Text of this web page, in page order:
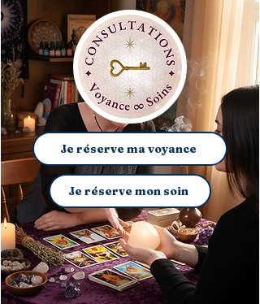
Je réserve ma voyance
Je réserve mon soin